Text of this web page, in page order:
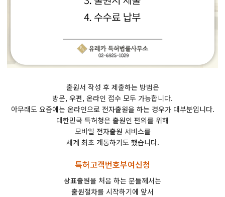
출원서 작성 후 제출하는 방법은
방문, 우편, 온라인 접수 모두 가능합니다.
아무래도 요즘에는 온라인으로 전자출원을 하는 경우가 대부분입니다.
대한민국 특허청은 출원인 편의를 위해
모바일 전자출원 서비스를
세계 최초 개통하기도 했습니다.
특허고객번호부여신청
상표출원을 처음 하는 분들께서는
출원절차를 시작하기에 앞서